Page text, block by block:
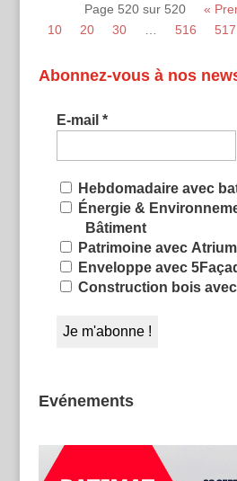
Page 520 sur 520 «
10
20 30 516 517
Abonnez-vous à nos
E-mail *
Hebdomadaire avec
Énergie &
Bâtiment
Patrimoine avec Atrium
Enveloppe avec
Construction bois
Evénements